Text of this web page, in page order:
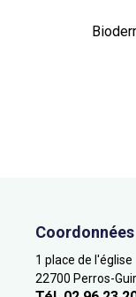
Coordonnées
1 place de l'église
22700 Perros-